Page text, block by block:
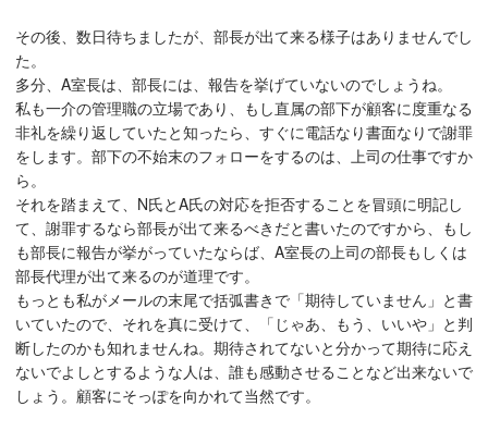
その後、数日待ちましたが、部長が出て来る様子はありませんでし
た。
多分、A室長は、部長には、報告を挙げていないのでしょうね。
私も一介の管理職の立場であり、もし直属の部下が顧客に度重なる
非礼を繰り返していたと知ったら、すぐに電話なり書面なりで謝罪
をします。部下の不始末のフォローをするのは、上司の仕事ですか
ら。
それを踏まえて、N氏とA氏の対応を拒否することを冒頭に明記し
て、謝罪するなら部長が出て来るべきだと書いたのですから、もし
も部長に報告が挙がっていたならば、A室長の上司の部長もしくは
部長代理が出て来るのが道理です。
もっとも私がメールの末尾で括弧書きで「期待していません」と書
いていたので、それを真に受けて、「じゃあ、もう、いいや」と判
断したのかも知れませんね。期待されてないと分かって期待に応え
ないでよしとするような人は、誰も感動させることなど出来ないで
しょう。顧客にそっぽを向かれて当然です。